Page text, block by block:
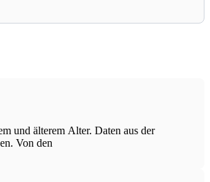
(HA)...
und älterem Alter. Daten aus der
Von den